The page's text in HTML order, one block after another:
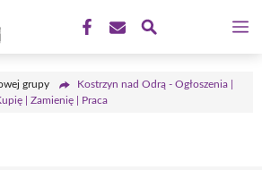
grupy
Kostrzyn nad Odrą - Ogłoszenia |
| Zamienię | Praca